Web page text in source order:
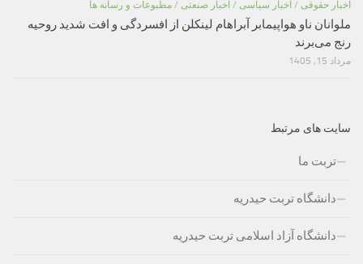
اخبار حقوقی / اخبار سیاسی / اخبار صنعتی / مطبوعات و رسانه ها
ملوانان ناو هواپیمابر آبراهام لینکلن از افسردگی و افت شدید روحیه
رنج می‌برند
مرداد 15, 1405
سایت های مرتبط
تربت ما
دانشگاه تربت حیدریه
دانشگاه آزاد اسلامی تربت حیدریه